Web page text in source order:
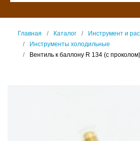
Главная Каталог
Инструмент и
Инструменты холодильные
Вентиль к баллону R 134 (с